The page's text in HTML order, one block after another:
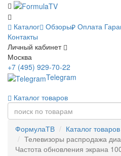
Каталог Обзоры Оплата
Контакты
Личный кабинет
Москва
+7 (495) 929-70-22
Telegram
Каталог товаров
ФормулаТВ Каталог товаров
Телевизоры распродажа
Частота обновления экрана